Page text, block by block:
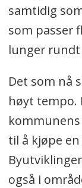
samtidig
som passer
lunger rundt
Det som nå
høyt tempo.
til å kjøpe
også i